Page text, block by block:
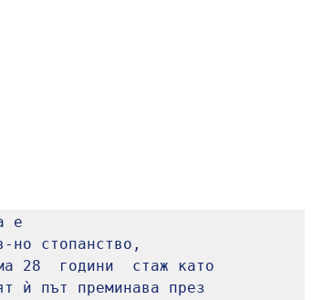
е
но стопанство,
28  години  стаж като
ѝ път преминава през